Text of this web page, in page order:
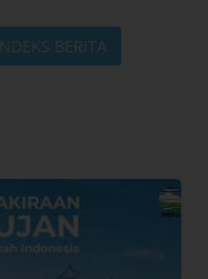
INDEKS BERITA